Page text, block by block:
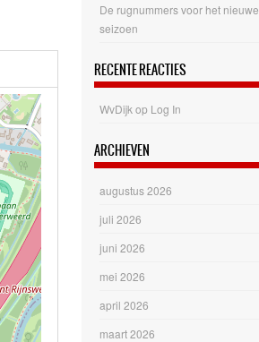
De rugnummers voor het nieuwe
seizoen
RECENTE REACTIES
WvDijk op Log In
ARCHIEVEN
augustus 2026
juli 2026
juni 2026
mei 2026
april 2026
maart 2026